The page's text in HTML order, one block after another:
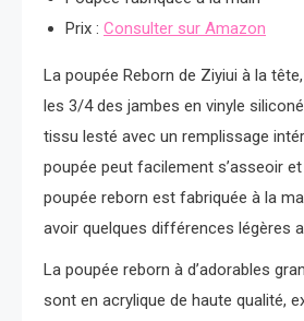
Prix : Consulter sur Amazon
La poupée Reborn de Ziyiui à la
les 3/4 des jambes en vinyle
tissu lesté avec un remplissage
poupée peut facilement s’asseoir et
poupée reborn est fabriquée à la
avoir quelques différences légères
La poupée reborn à d’adorables
sont en acrylique de haute qualité,